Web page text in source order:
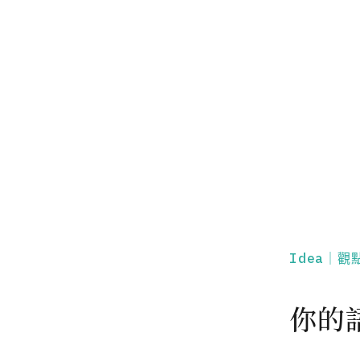
Idea｜觀
你的